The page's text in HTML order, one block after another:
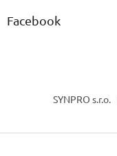
Facebook
SYNPRO s.r.o.